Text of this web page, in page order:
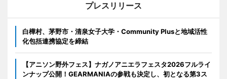
プレスリリース
白樺村、茅野市・清泉女子大学・Community Plusと地域活性
化包括連携協定を締結
【アニソン野外フェス】ナガノアニエラフェスタ2026フルライ
ンナップ公開！GEARMANIAの参戦も決定し、初となる第3ス